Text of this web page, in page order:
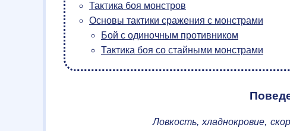
Тактика боя монстров
Основы тактики сражения с монстрами
Бой с одиночным противником
Тактика боя со стайными монстрами
Ловкость, хладнокровие,